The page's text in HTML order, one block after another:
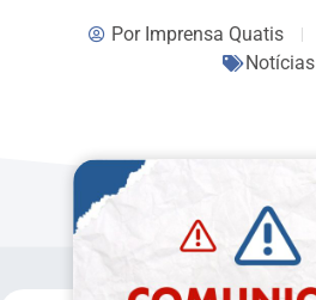
PorImprensa Quatis
Notícias